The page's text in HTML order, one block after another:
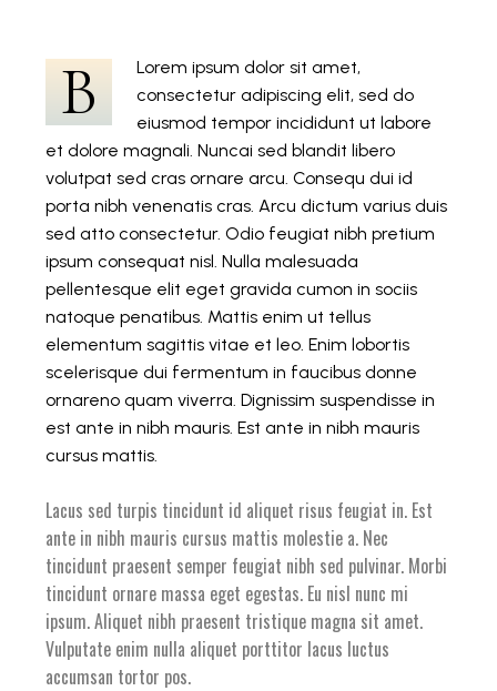
B
Lorem ipsum dolor sit amet,
consectetur adipiscing elit, sed do
eiusmod tempor incididunt ut labore
et dolore magnali. Nuncai sed blandit libero
volutpat sed cras ornare arcu. Consequ dui id
porta nibh venenatis cras. Arcu dictum varius duis
sed atto consectetur. Odio feugiat nibh pretium
ipsum consequat nisl. Nulla malesuada
pellentesque elit eget gravida cumon in sociis
natoque penatibus. Mattis enim ut tellus
elementum sagittis vitae et leo. Enim lobortis
scelerisque dui fermentum in faucibus donne
ornareno quam viverra. Dignissim suspendisse in
est ante in nibh mauris. Est ante in nibh mauris
cursus mattis.
Lacus sed turpis tincidunt id aliquet risus feugiat in. Est
ante in nibh mauris cursus mattis molestie a. Nec
tincidunt praesent semper feugiat nibh sed pulvinar. Morbi
tincidunt ornare massa eget egestas. Eu nisl nunc mi
ipsum. Aliquet nibh praesent tristique magna sit amet.
Vulputate enim nulla aliquet porttitor lacus luctus
accumsan tortor pos.